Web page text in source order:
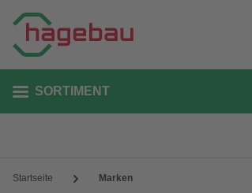
SORTIMENT
Startseite Marken